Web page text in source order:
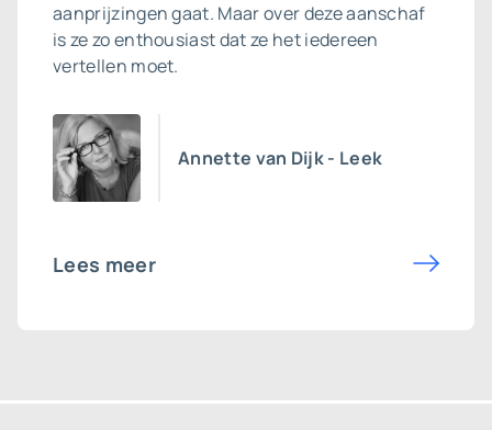
aanprijzingen gaat. Maar over deze aanschaf
is ze zo enthousiast dat ze het iedereen
vertellen moet.
Annette van Dijk - Leek
Lees meer